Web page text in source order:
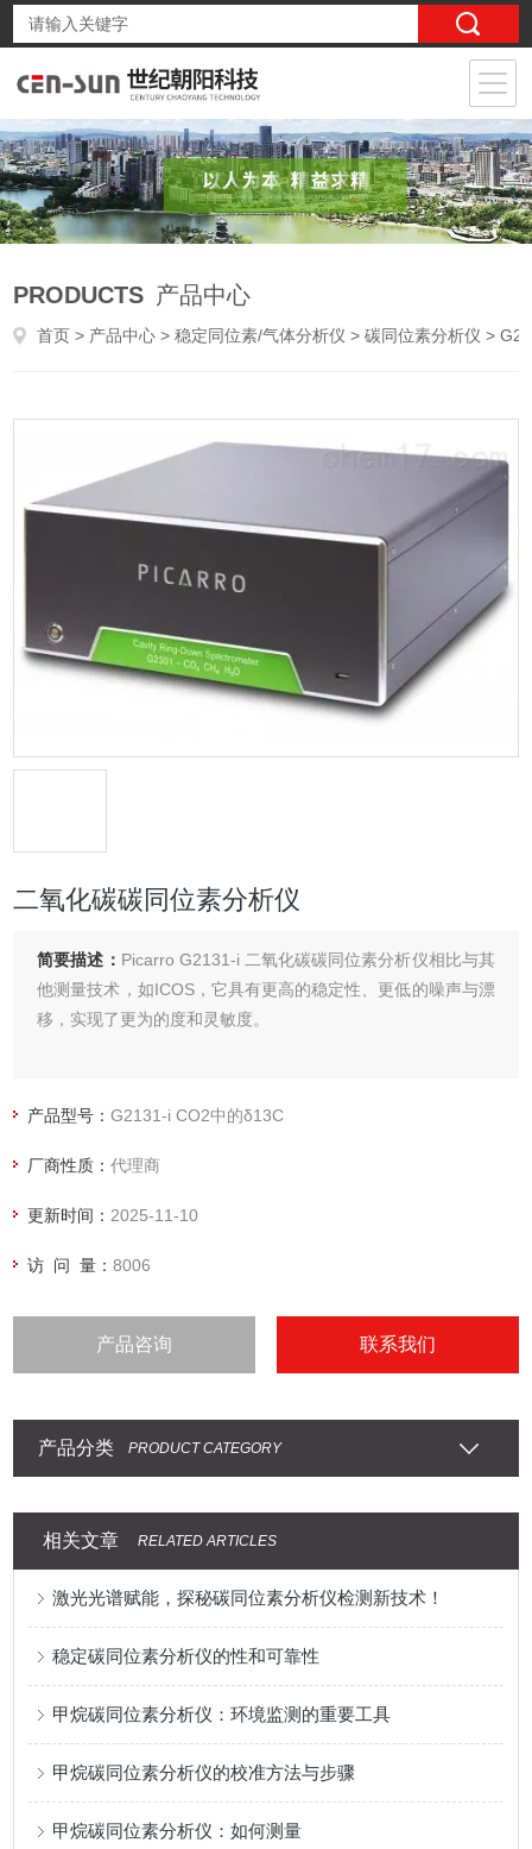
PRODUCTS 产品中心
首页 > 产品中心 >稳定同位素/气体分析仪 >碳同位素分析仪 > G2131-i CO2中的δ13C二氧化碳碳同位素分析仪
二氧化碳碳同位素分析仪
简要描述： Picarro G2131-i 二氧化碳碳同位素分析仪相比与其
他测量技术，如ICOS，它具有更高的稳定性、更低的噪声与漂
移，实现了更为的度和灵敏度。
产品型号：G2131-i CO2中的δ13C
厂商性质：代理商
更新时间： 2025-11-10
访 问 量：8006
产品咨询 联系我们
产品分类 PRODUCT CATEGORY
相关文章 RELATED ARTICLES
激光光谱赋能，探秘碳同位素分析仪检测新技术！
稳定碳同位素分析仪的性和可靠性
甲烷碳同位素分析仪：环境监测的重要工具
甲烷碳同位素分析仪的校准方法与步骤
甲烷碳同位素分析仪：如何测量